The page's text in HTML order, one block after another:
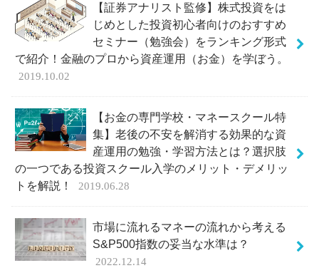
【証券アナリスト監修】株式投資をは
じめとした投資初心者向けのおすすめ
セミナー（勉強会）をランキング形式
で紹介！金融のプロから資産運用（お金）を学ぼう。
2019.10.02
【お金の専門学校・マネースクール特
集】老後の不安を解消する効果的な資
産運用の勉強・学習方法とは？選択肢
の一つである投資スクール入学のメリット・デメリッ
トを解説！
2019.06.28
市場に流れるマネーの流れから考える
S&P500指数の妥当な水準は？
2022.12.14